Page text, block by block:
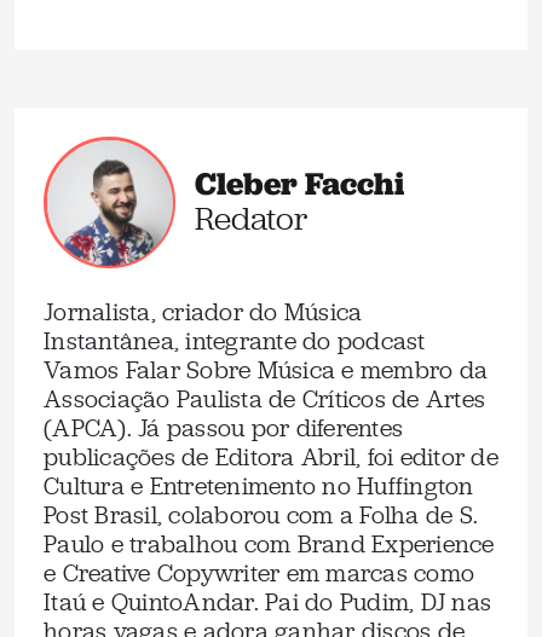
Cleber Facchi
Redator
Jornalista, criador do Música
Instantânea, integrante do podcast
Vamos Falar Sobre Música e membro da
Associação Paulista de Críticos de Artes
(APCA). Já passou por diferentes
publicações de Editora Abril, foi editor de
Cultura e Entretenimento no Huffington
Post Brasil, colaborou com a Folha de S.
Paulo e trabalhou com Brand Experience
e Creative Copywriter em marcas como
Itaú e QuintoAndar. Pai do Pudim, DJ nas
horas vagas e adora ganhar discos de